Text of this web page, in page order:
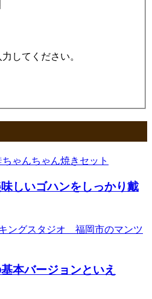
してください。
しいゴハンをしっかり戴
本バージョンといえ